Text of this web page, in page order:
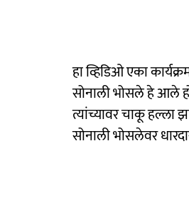
हा व्हिडिओ एका
सोनाली भोसले हे आले
त्यांच्यावर चाकू हल्ला
सोनाली भोसलेवर